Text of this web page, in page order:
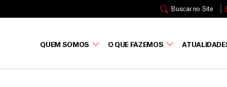
Buscar no Site
QUEM SOMOS O QUE FAZEMOS